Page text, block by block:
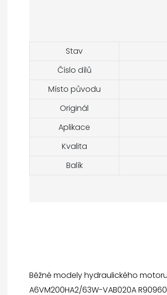
Stav
Číslo dílů
Místo původu
Originál
Aplikace
Kvalita
Balík
Běžné modely hydraulického motoru
A6VM200HA2/63W-VAB020A